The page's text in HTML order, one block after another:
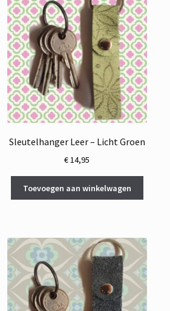
Sleutelhanger Leer – Licht Groen
€14,95
Toevoegen aan winkelwagen